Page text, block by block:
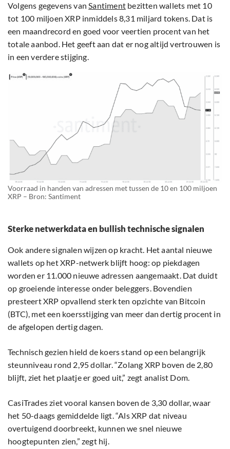
Volgens gegevens vanSantiment bezitten wallets met 10
tot 100 miljoen XRP inmiddels 8,31 miljard tokens. Dat is
een maandrecord en goed voor veertien procent van het
totale aanbod. Het geeft aan dat er nog altijd vertrouwen is
in een verdere stijging.
Voorraad in handen van adressen met tussen de 10 en 100 miljoen
XRP – Bron: Santiment
Sterke netwerkdata en bullish technische signalen
Ook andere signalen wijzen op kracht. Het aantal nieuwe
wallets op het XRP-netwerk blijft hoog: op piekdagen
worden er 11.000 nieuwe adressen aangemaakt. Dat duidt
op groeiende interesse onder beleggers. Bovendien
presteert XRP opvallend sterk ten opzichte van Bitcoin
(BTC), met een koersstijging van meer dan dertig procent in
de afgelopen dertig dagen.
Technisch gezien hield de koers stand op een belangrijk
steunniveau rond 2,95 dollar. “Zolang XRP boven de 2,80
blijft, ziet het plaatje er goed uit,” zegt analist Dom.
CasiTrades ziet vooral kansen boven de 3,30 dollar, waar
het 50-daags gemiddelde ligt. “Als XRP dat niveau
overtuigend doorbreekt, kunnen we snel nieuwe
hoogtepunten zien,” zegt hij.